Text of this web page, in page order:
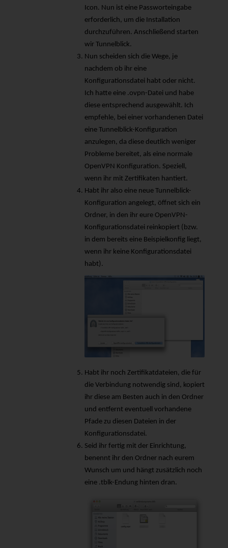
Icon. Nun ist eine Passworteingabe
erforderlich, um die Installation
durchzuführen. Anschließend starten
wir Tunnelblick.
Nun scheiden sich die Wege, je
nachdem ob ihr eine
Konfigurationsdatei habt oder nicht.
Ich hatte eine .ovpn-Datei und habe
diese entsprechend ausgewählt. Ich
empfehle, bei einer vorhandenen Datei
eine Tunnelblick-Konfiguration
anzulegen, da diese deutlich weniger
Probleme bereitet, als eine normale
OpenVPN Konfiguration. Speziell,
wenn ihr mit Zertifikaten hantiert.
Habt ihr also eine neue Tunnelblick-
Konfiguration angelegt, öffnet sich ein
Ordner, in den ihr eure OpenVPN-
Konfigurationsdatei reinkopiert (bzw.
in dem bereits eine Beispielkonfig liegt,
wenn ihr keine Konfigurationsdatei
habt).
Habt ihr noch Zertifikatdateien, die für
die Verbindung notwendig sind, kopiert
ihr diese am Besten auch in den Ordner
und entfernt eventuell vorhandene
Pfade zu diesen Dateien in der
Konfigurationsdatei.
Seid ihr fertig mit der Einrichtung,
benennt ihr den Ordner nach eurem
Wunsch um und hängt zusätzlich noch
eine .tblk-Endung hinten dran.